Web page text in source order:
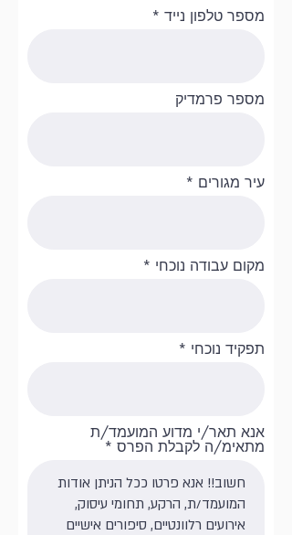
מספר טלפון נייד
מספר פרמדיק
עיר מגורים
מקום עבודה נוכחי
תפקיד נוכחי
אנא תאר/י מדוע המועמד/ת
מתאימ/ה לקבלת הפרס